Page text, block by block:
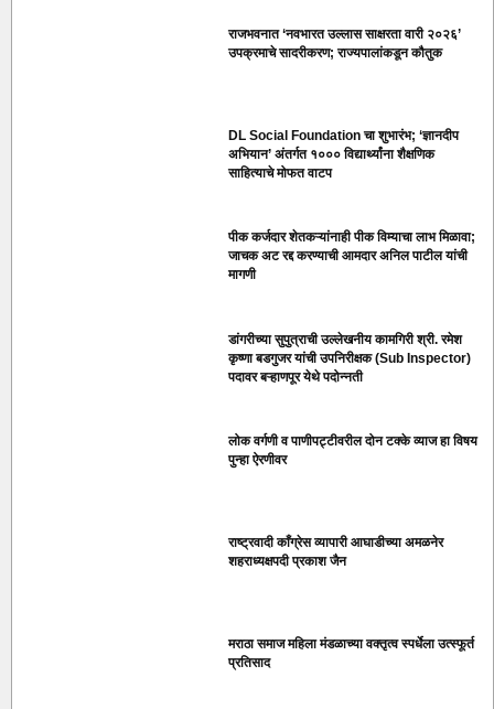
राजभवनात ‘नवभारत उल्लास साक्षरता वारी २०२६’
उपक्रमाचे सादरीकरण; राज्यपालांकडून कौतुक
DL Social Foundation चा शुभारंभ; ‘ज्ञानदीप
अभियान’ अंतर्गत १००० विद्यार्थ्यांना शैक्षणिक
साहित्याचे मोफत वाटप
पीक कर्जदार शेतकऱ्यांनाही पीक विम्याचा लाभ मिळावा;
जाचक अट रद्द करण्याची आमदार अनिल पाटील यांची
मागणी
डांगरीच्या सुपुत्राची उल्लेखनीय कामगिरी श्री. रमेश
कृष्णा बडगुजर यांची उपनिरीक्षक (Sub Inspector)
पदावर बऱ्हाणपूर येथे पदोन्नती
लोक वर्गणी व पाणीपट्टीवरील दोन टक्के व्याज हा विषय
पुन्हा ऐरणीवर
राष्ट्रवादी काँग्रेस व्यापारी आघाडीच्या अमळनेर
शहराध्यक्षपदी प्रकाश जैन
मराठा समाज महिला मंडळाच्या वक्तृत्व स्पर्धेला उत्स्फूर्त
प्रतिसाद